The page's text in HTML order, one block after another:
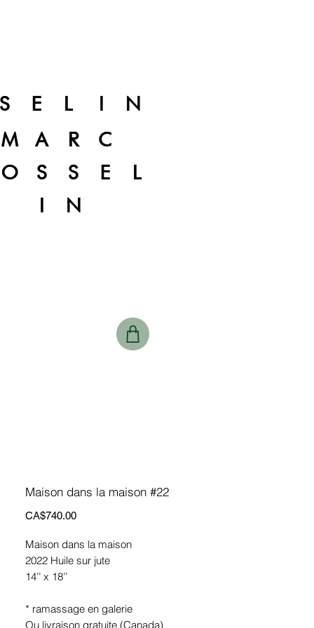
MARC
IN
Maison dans la maison #22
CA$740.00Price
Maison dans la maison
2022 Huile sur jute
14’’ x 18’’
* ramassage en galerie
Ou livraison gratuite (Canada)